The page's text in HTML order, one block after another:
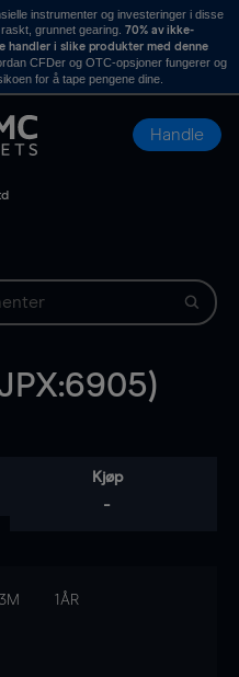
instrumenter og investeringer i disse
grunnet gearing. 70% av ikke-
handler i slike produkter med denne
CFDer og OTC-opsjoner fungerer og
for å tape pengene dine.
Handle
Kjøp
-
3M 1ÅR